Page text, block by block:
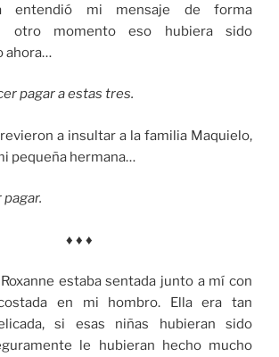
entendió mi mensaje de forma
otro momento eso hubiera sido
ahora…
pagar a estas tres.
a insultar a la familia Maquielo,
pequeña hermana…
pagar.
♦ ♦ ♦
estaba sentada junto a mí con
en mi hombro. Ella era tan
si esas niñas hubieran sido
le hubieran hecho mucho